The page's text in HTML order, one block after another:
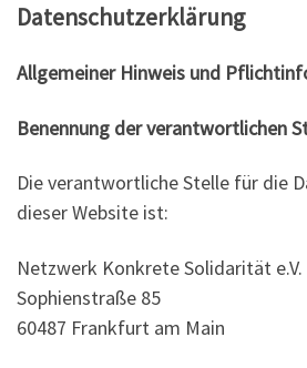
Datenschutzerklärung
Allgemeiner Hinweis und
Benennung der verantwortlichen
Die verantwortliche Stelle für die
dieser Website ist:
Netzwerk Konkrete Solidarität e.V.
Sophienstraße 85
60487 Frankfurt am Main